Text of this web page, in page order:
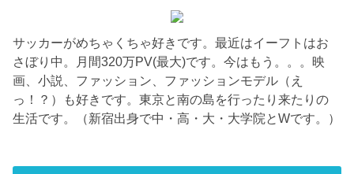
サッカーがめちゃくちゃ好きです。最近はイーフトはお
さぼり中。月間320万PV(最大)です。今はもう。。。映
画、小説、ファッション、ファッションモデル（え
っ！？）も好きです。東京と南の島を行ったり来たりの
生活です。（新宿出身で中・高・大・大学院とWです。）